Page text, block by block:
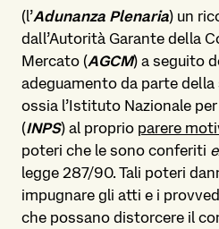
(l’Adunanza Plenaria) un
dall’Autorità Garante della
Mercato (AGCM) a seguito
adeguamento da parte
ossia l’Istituto Nazionale
(INPS) al proprio parere
poteri che le sono conferiti
legge 287/90. Tali poteri
impugnare gli atti e i
che possano distorcere il